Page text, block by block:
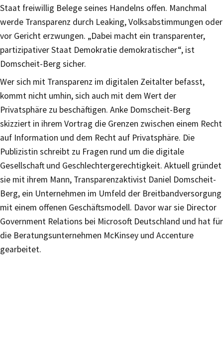
Staat freiwillig Belege seines Handelns offen. Manchmal
werde Transparenz durch Leaking, Volksabstimmungen oder
vor Gericht erzwungen. „Dabei macht ein transparenter,
partizipativer Staat Demokratie demokratischer“, ist
Domscheit-Berg sicher.
Wer sich mit Transparenz im digitalen Zeitalter befasst,
kommt nicht umhin, sich auch mit dem Wert der
Privatsphäre zu beschäftigen. Anke Domscheit-Berg
skizziert in ihrem Vortrag die Grenzen zwischen einem Recht
auf Information und dem Recht auf Privatsphäre. Die
Publizistin schreibt zu Fragen rund um die digitale
Gesellschaft und Geschlechtergerechtigkeit. Aktuell gründet
sie mit ihrem Mann, Transparenzaktivist Daniel Domscheit-
Berg, ein Unternehmen im Umfeld der Breitbandversorgung
mit einem offenen Geschäftsmodell. Davor war sie Director
Government Relations bei Microsoft Deutschland und hat für
die Beratungsunternehmen McKinsey und Accenture
gearbeitet.